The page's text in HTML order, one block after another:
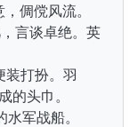
倜傥风流。
言谈卓绝。英
打扮。羽
的头巾。
水军战船。